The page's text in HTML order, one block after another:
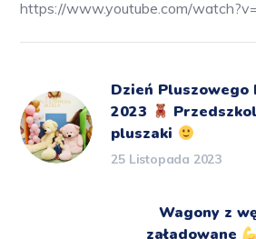
https://www.youtube.com/
Dzień Pluszowego
2023
pluszaki
25 Listopada 2023
Wagony z
załadowane